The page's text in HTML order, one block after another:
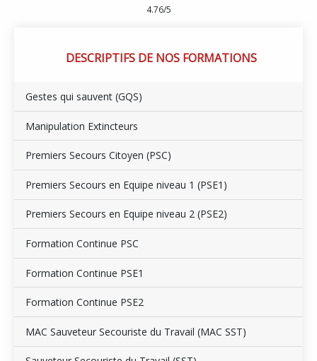
4.76/5
DESCRIPTIFS DE NOS FORMATIONS
Gestes qui sauvent (GQS)
Manipulation Extincteurs
Premiers Secours Citoyen (PSC)
Premiers Secours en Equipe niveau 1 (PSE1)
Premiers Secours en Equipe niveau 2 (PSE2)
Formation Continue PSC
Formation Continue PSE1
Formation Continue PSE2
MAC Sauveteur Secouriste du Travail (MAC SST)